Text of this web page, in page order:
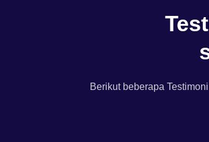
Berikut beberapa